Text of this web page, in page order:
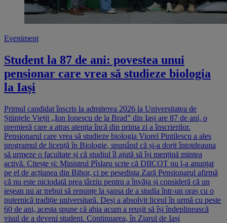
Eveniment
Student la 87 de ani: povestea unui
pensionar care vrea să studieze biologia
la Iași
Primul candidat înscris la admiterea 2026 la Universitatea de
Științele Vieții „Ion Ionescu de la Brad” din Iași are 87 de ani, o
premieră care a atras atenția încă din prima zi a înscrierilor.
Pensionarul care vrea să studieze biologia Viorel Pintilescu a ales
programul de licență în Biologie, spunând că și-a dorit întotdeauna
să urmeze o facultate și că studiul îl ajută să își mențină mintea
activă. Citește și: Ministrul Pîslaru scrie că DIICOT nu l-a anunțat
pe el de acțiunea din Bihor, ci pe pesedista Zară Pensionarul afirmă
că nu este niciodată prea târziu pentru a învăța și consideră că un
ieșean nu ar trebui să renunțe la șansa de a studia într-un oraș cu o
puternică tradiție universitară. Deși a absolvit liceul în urmă cu peste
60 de ani, acesta spune că abia acum a reușit să își îndeplinească
visul de a deveni student. Continuarea, în Ziarul de Iași